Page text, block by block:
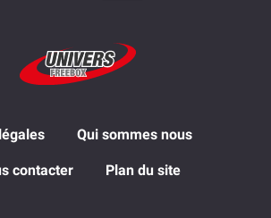
Qui sommes nous
contacter Plan du site